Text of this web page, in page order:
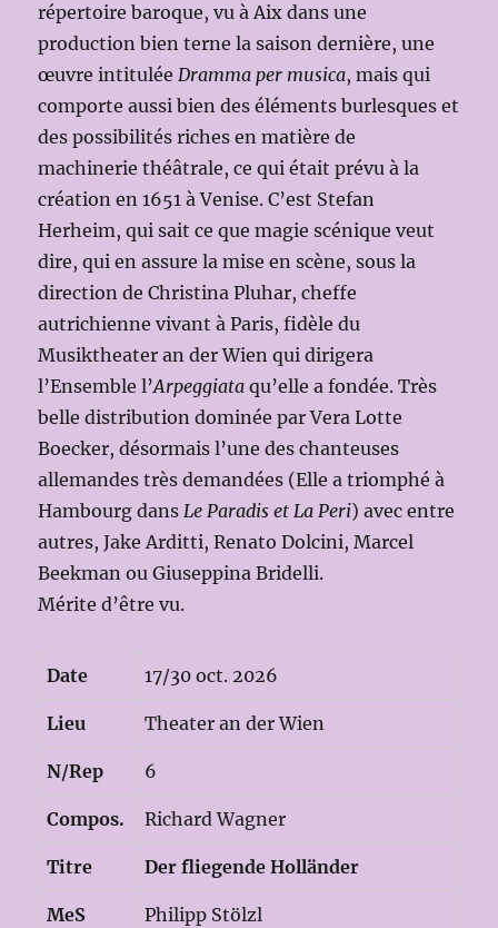
répertoire baroque, vu à Aix dans une
production bien terne la saison dernière, une
œuvre intituléeDramma per musica, mais qui
comporte aussi bien des éléments burlesques et
des possibilités riches en matière de
machinerie théâtrale, ce qui était prévu à la
création en 1651 à Venise. C’est Stefan
Herheim, qui sait ce que magie scénique veut
dire, qui en assure la mise en scène, sous la
direction de Christina Pluhar, cheffe
autrichienne vivant à Paris, fidèle du
Musiktheater an der Wien qui dirigera
l’Ensemble l’Arpeggiata qu’elle a fondée. Très
belle distribution dominée par Vera Lotte
Boecker, désormais l’une des chanteuses
allemandes très demandées (Elle a triomphé à
Hambourg dansLe Paradis et La Peri) avec entre
autres, Jake Arditti, Renato Dolcini, Marcel
Beekman ou Giuseppina Bridelli.
Mérite d’être vu.
Date 17/30 oct. 2026
Lieu Theater an der Wien
N/Rep 6
Compos. Richard Wagner
Titre Der fliegende Holländer
MeS Philipp Stölzl